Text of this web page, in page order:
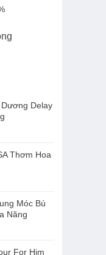
Delay
Thơm Hoa
Móc Bú
Năng
For Him